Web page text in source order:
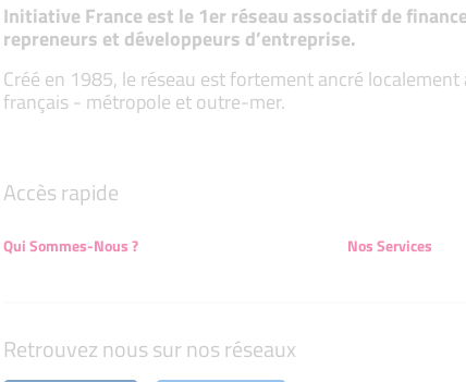
Initiative France est le 1er réseau associatif de
repreneurs et développeurs d’entreprise.
Créé en 1985, le réseau est fortement ancré
français - métropole et outre-mer.
Accès rapide
Qui Sommes-Nous ? Nos Services
Retrouvez nous sur nos réseaux